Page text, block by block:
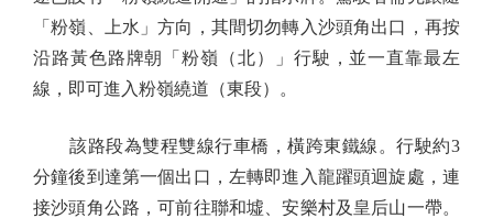
「粉嶺、上水」方向，其間切勿轉入沙頭角出口，再按
沿路黃色路牌朝「粉嶺（北）」行駛，並一直靠最左
線，即可進入粉嶺繞道（東段）。
該路段為雙程雙線行車橋，橫跨東鐵線。行駛約3
分鐘後到達第一個出口，左轉即進入龍躍頭迴旋處，連
接沙頭角公路，可前往聯和墟、安樂村及皇后山一帶。